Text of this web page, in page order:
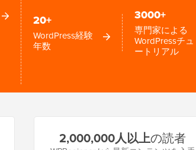
20+
WordPress経験
年数
3000+
専門家による
WordPressチュ
ートリアル
2,000,000人以上の読者